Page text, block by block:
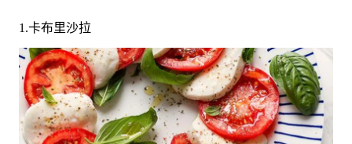
1.卡布里沙拉